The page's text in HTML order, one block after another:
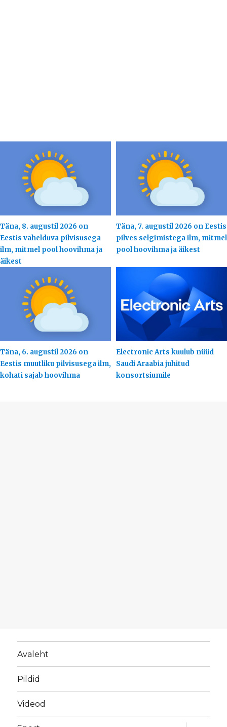
Täna, 8. augustil 2026 on
Eestis vahelduva pilvisusega
ilm, mitmel pool hoovihma ja
äikest
Täna, 7. augustil 2026 on Eestis
pilves selgimistega ilm, mitmel
pool hoovihma ja äikest
Täna, 6. augustil 2026 on
Eestis muutliku pilvisusega ilm,
kohati sajab hoovihma
Electronic Arts kuulub nüüd
Saudi Araabia juhitud
konsortsiumile
Avaleht
Pildid
Videod